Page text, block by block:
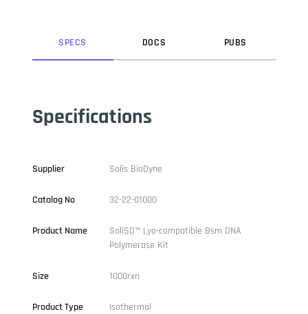
SPECS DOCS PUBS
Specifications
Supplier Solis BioDyne
Catalog No 32-22-01000
Product Name
SoliSD™ Lyo-compatible Bsm DNA
Polymerase Kit
Size 1000rxn
Product Type Isothermal